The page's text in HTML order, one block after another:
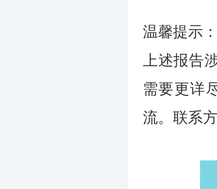
温馨提示
上述报告
需要更详
流。联系